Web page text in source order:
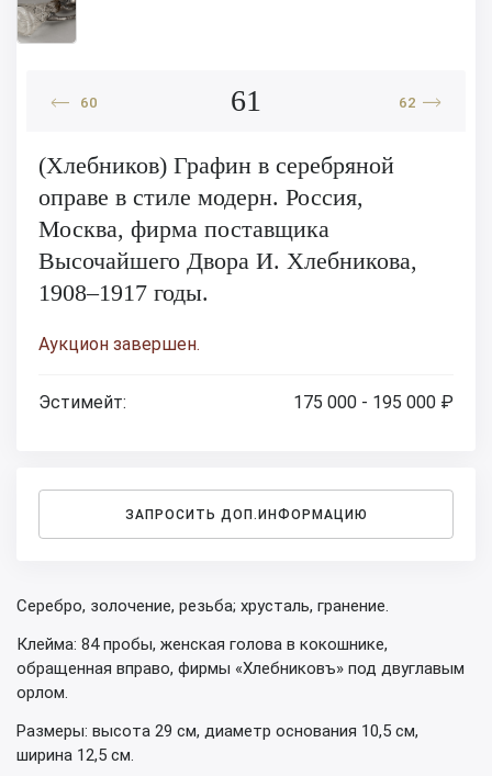
60 61 62
(Хлебников) Графин в серебряной
оправе в стиле модерн. Россия,
Москва, фирма поставщика
Высочайшего Двора И. Хлебникова,
1908–1917 годы.
Аукцион завершен.
Эстимейт: 175 000 - 195 000 ₽
ЗАПРОСИТЬ ДОП.ИНФОРМАЦИЮ
Серебро, золочение, резьба; хрусталь, гранение.
Клейма: 84 пробы, женская голова в кокошнике,
обращенная вправо, фирмы «Хлебниковъ» под двуглавым
орлом.
Размеры: высота 29 см, диаметр основания 10,5 см,
ширина 12,5 см.